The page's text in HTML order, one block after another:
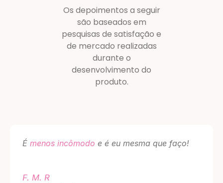
Os depoimentos a seguir
são baseados em
pesquisas de satisfação e
de mercado realizadas
durante o
desenvolvimento do
produto.
É menos incômodo e é eu mesma que faço!
F. M. R